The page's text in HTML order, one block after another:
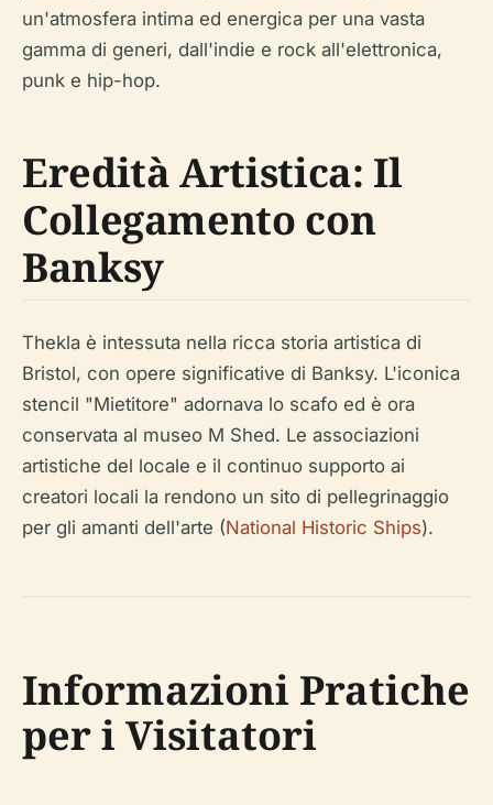
un'atmosfera intima ed energica per una vasta
gamma di generi, dall'indie e rock all'elettronica,
punk e hip-hop.
Eredità Artistica: Il
Collegamento con
Banksy
Thekla è intessuta nella ricca storia artistica di
Bristol, con opere significative di Banksy. L'iconica
stencil "Mietitore" adornava lo scafo ed è ora
conservata al museo M Shed. Le associazioni
artistiche del locale e il continuo supporto ai
creatori locali la rendono un sito di pellegrinaggio
per gli amanti dell'arte (National Historic Ships).
Informazioni Pratiche
per i Visitatori